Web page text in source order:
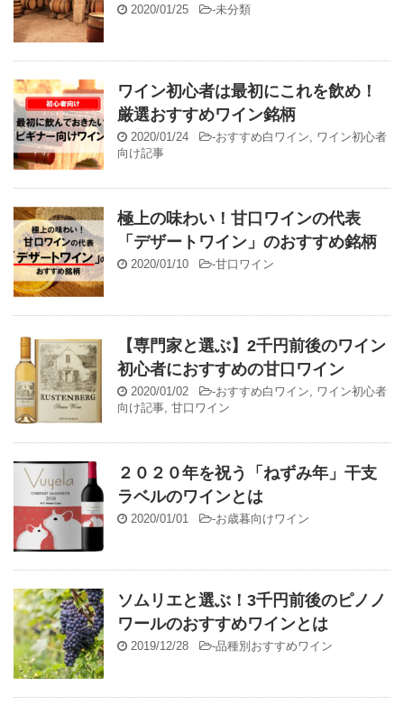
2020/01/25 -未分類
ワイン初心者は最初にこれを飲め！
厳選おすすめワイン銘柄
2020/01/24 -おすすめ白ワイン, ワイン初心者
向け記事
極上の味わい！甘口ワインの代表
「デザートワイン」のおすすめ銘柄
2020/01/10 -甘口ワイン
【専門家と選ぶ】2千円前後のワイン
初心者におすすめの甘口ワイン
2020/01/02 -おすすめ白ワイン, ワイン初心者
向け記事, 甘口ワイン
２０２０年を祝う「ねずみ年」干支
ラベルのワインとは
2020/01/01 -お歳暮向けワイン
ソムリエと選ぶ！3千円前後のピノノ
ワールのおすすめワインとは
2019/12/28 -品種別おすすめワイン